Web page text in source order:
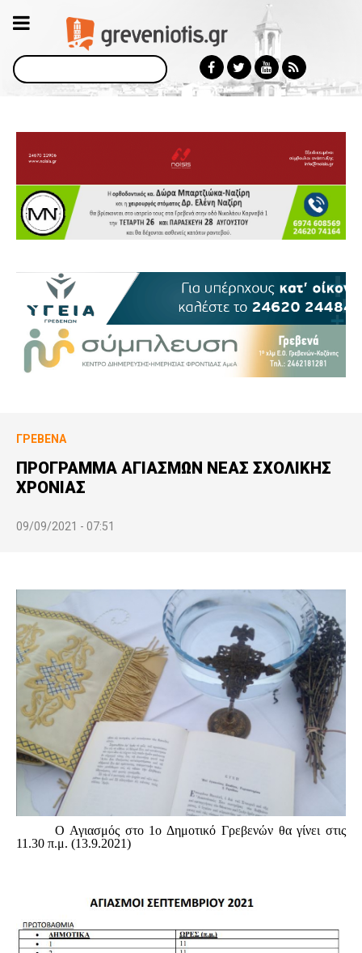
Αναζήτηση
ΓΡΕΒΕΝΆ
ΠΡΟΓΡΑΜΜΑ ΑΓΙΑΣΜΩΝ ΝΕΑΣ ΣΧΟΛΙΚΗΣ
ΧΡΟΝΙΑΣ
09/09/2021 - 07:51
Ο Αγιασμός στο 1ο Δημοτικό Γρεβενών θα γίνει στις
11.30 π.μ. (13.9.2021)